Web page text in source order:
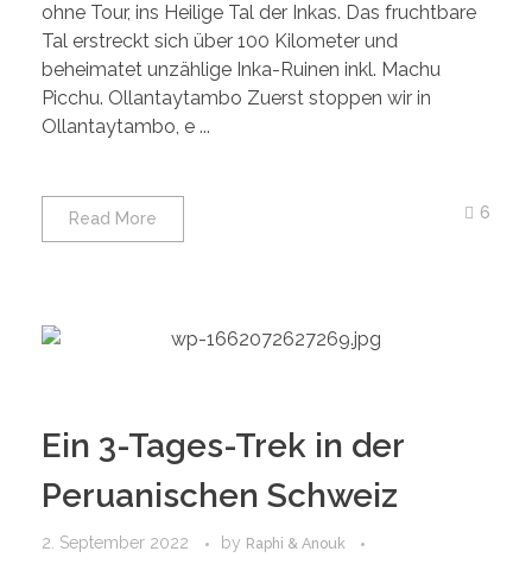
ohne Tour, ins Heilige Tal der Inkas. Das fruchtbare
Tal erstreckt sich über 100 Kilometer und
beheimatet unzählige Inka-Ruinen inkl. Machu
Picchu. Ollantaytambo Zuerst stoppen wir in
Ollantaytambo, e ...
Read More 6
Ein 3-Tages-Trek in der
Peruanischen Schweiz
2. September 2022 by Raphi & Anouk